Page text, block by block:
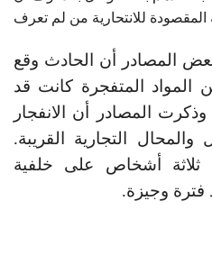
المصادر أن الحادث وقع
غرام من المواد المتفجرة كانت قد
المصادر أن الانفجار
التجارية القريبة.
ثلاثة أشخاص على خلفية
وجيزة.